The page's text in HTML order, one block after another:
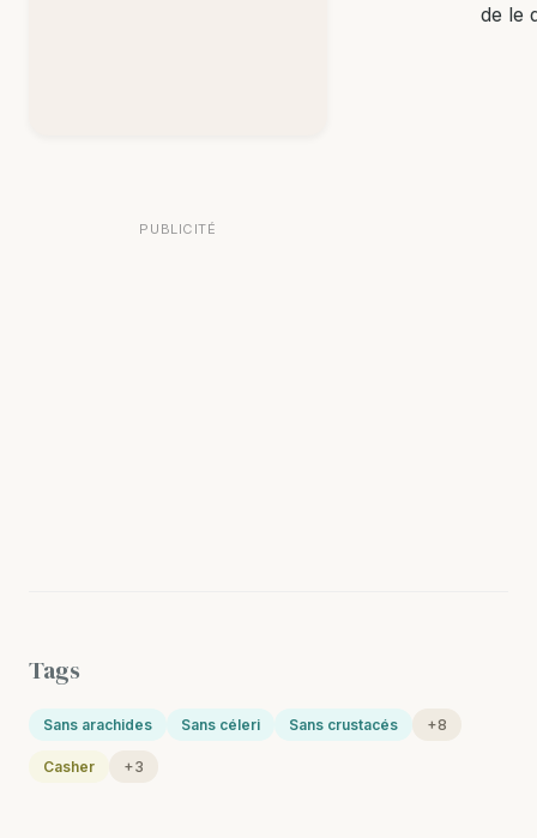
PUBLICITÉ
de le
Tags
Sans arachides Sans céleri Sans crustacés +8
Casher +3